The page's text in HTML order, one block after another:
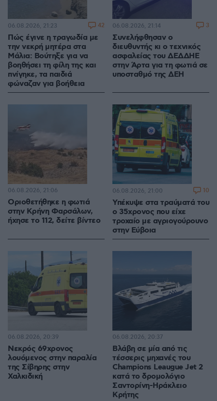
Πώς έγινε η τραγωδία με
την νεκρή μητέρα στα
Μάλια: Βούτηξε για να
βοηθήσει τη φίλη της και
πνίγηκε, τα παιδιά
φώναζαν για βοήθεια
06.08.2026, 21:23 42
Συνελήφθησαν ο
διευθυντής κι ο τεχνικός
ασφαλείας του ΔΕΔΔΗΕ
στην Άρτα για τη φωτιά σε
υποσταθμό της ΔΕΗ
06.08.2026, 21:14 3
Οριοθετήθηκε η φωτιά
στην Κρήνη Φαρσάλων,
ήχησε το 112, δείτε βίντεο
06.08.2026, 21:06
Υπέκυψε στα τραύματά του
ο 35χρονος που είχε
τροχαίο με αγριογούρουνο
στην Εύβοια
06.08.2026, 21:00 10
Νεκρός 69χρονος
λουόμενος στην παραλία
της Σίβηρης στην
Χαλκιδική
06.08.2026, 20:39
Βλάβη σε μία από τις
τέσσερις μηχανές του
Champions Leaugue Jet 2
κατά το δρομολόγιο
Σαντορίνη-Ηράκλειο
Κρήτης
06.08.2026, 20:37